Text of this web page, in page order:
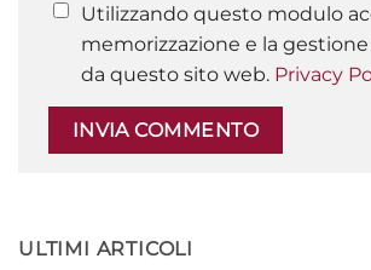
Utilizzando questo modulo
memorizzazione e la
da questo sito web. Privacy
ULTIMI ARTICOLI